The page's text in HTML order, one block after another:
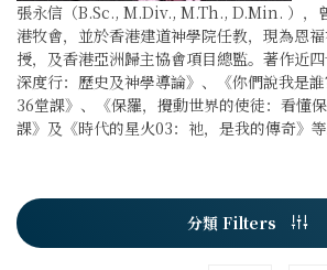
張永信（B.Sc., M.Div., M.Th., D.Min. ），
港牧會，並於香港建道神學院任教，現為恩
授，及香港亞洲歸主協會項目總監。著作近
深度行：歷史及神學導論》、《你們說我是
36堂課》、《保羅，攪動世界的使徒：看懂
課》及《時代的星火03：祂，是我的傳奇》等
分類 Filters